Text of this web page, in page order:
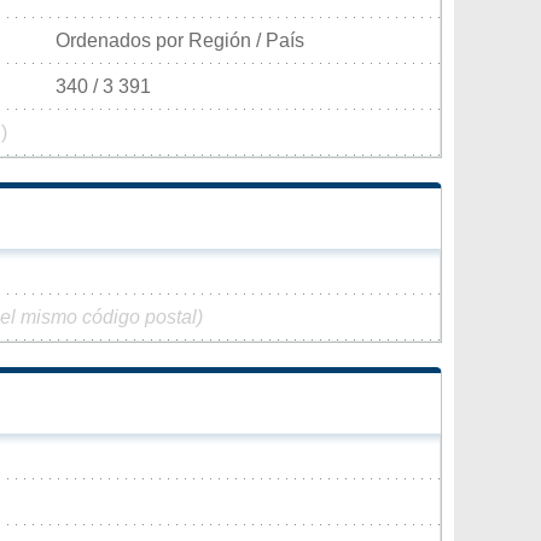
Ordenados por Región / País
340 / 3 391
mismo código postal)